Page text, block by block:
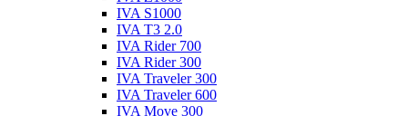
IVA S1000
IVA T3 2.0
IVA Rider 700
IVA Rider 300
IVA Traveler 300
IVA Traveler 600
IVA Move 300